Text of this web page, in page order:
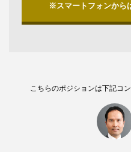
※スマートフォンから
こちらのポジションは下記コ